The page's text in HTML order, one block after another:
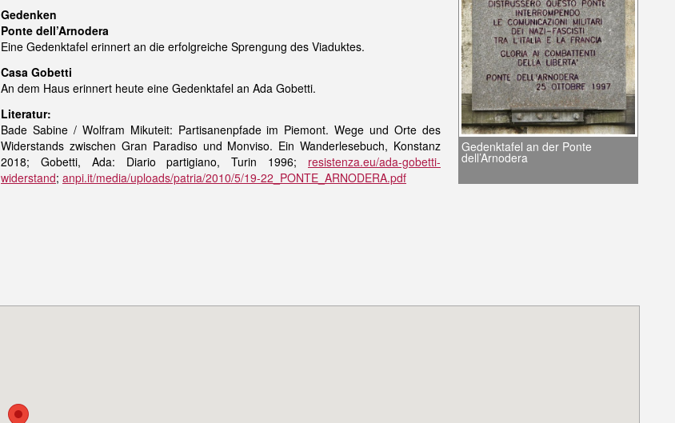
Gedenktafel an der Ponte
dell’Arnodera
Gedenken
Ponte dell’Arnodera
Eine Gedenktafel erinnert an die erfolgreiche Sprengung des Viaduktes.
Casa Gobetti
An dem Haus erinnert heute eine Gedenktafel an Ada Gobetti.
Literatur:
Bade Sabine / Wolfram Mikuteit: Partisanenpfade im Piemont. Wege und Orte des
Widerstands zwischen Gran Paradiso und Monviso. Ein Wanderlesebuch, Konstanz
2018; Gobetti, Ada: Diario partigiano, Turin 1996; resistenza.eu/ada-gobetti-
widerstand; anpi.it/media/uploads/patria/2010/5/19-22_PONTE_ARNODERA.pdf